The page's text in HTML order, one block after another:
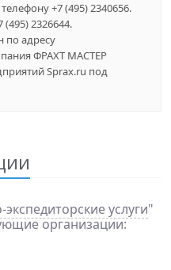
+7 (495) 2340656.
2326644.
по адресу
ФРАХТ МАСТЕР
Sprax.ru под
услуги"
организации: